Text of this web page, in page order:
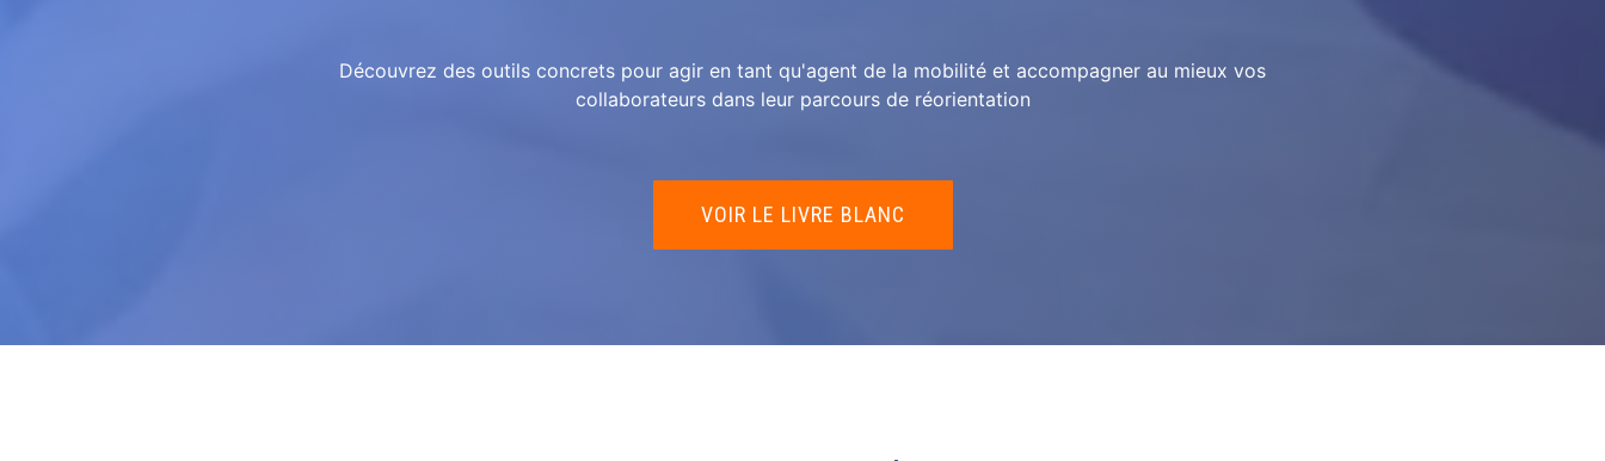
Découvrez des outils concrets pour agir en tant qu'agent de la mobilité et accompagner au mieux vos
collaborateurs dans leur parcours de réorientation
VOIR LE LIVRE BLANC